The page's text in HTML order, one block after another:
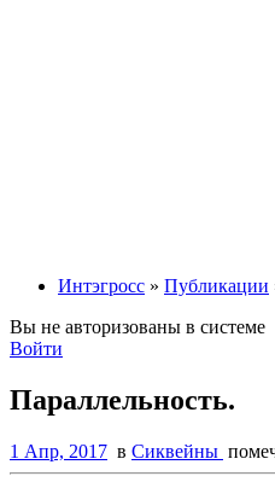
Интэгросс » Публикации
Вы не авторизованы в системе
Войти
Параллельность.
1 Апр, 2017 в Сиквейны